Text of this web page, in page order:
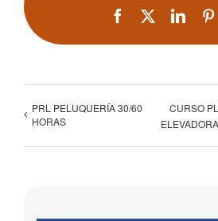
Facebook
PRL PELUQUERÍA 30/60
HORAS
CURSO